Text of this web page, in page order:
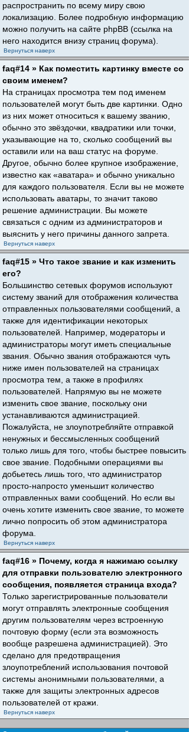
распространить по всему миру свою
локализацию. Более подробную информацию
можно получить на сайте phpBB (ссылка на
него находится внизу страниц форума).
Вернуться наверх
faq#14 » Как поместить картинку вместе со
своим именем?
На страницах просмотра тем под именем
пользователей могут быть две картинки. Одно
из них может относиться к вашему званию,
обычно это звёздочки, квадратики или точки,
указывающие на то, сколько сообщений вы
оставили или на ваш статус на форуме.
Другое, обычно более крупное изображение,
известно как «аватара» и обычно уникально
для каждого пользователя. Если вы не можете
использовать аватары, то значит таково
решение администрации. Вы можете
связаться с одним из администраторов и
выяснить у него причины данного запрета.
Вернуться наверх
faq#15 » Что такое звание и как изменить
его?
Большинство сетевых форумов используют
систему званий для отображения количества
отправленных пользователями сообщений, а
также для идентификации некоторых
пользователей. Например, модераторы и
администраторы могут иметь специальные
звания. Обычно звания отображаются чуть
ниже имен пользователей на страницах
просмотра тем, а также в профилях
пользователей. Напрямую вы не можете
изменить свое звание, поскольку они
устанавливаются администрацией.
Пожалуйста, не злоупотребляйте отправкой
ненужных и бессмысленных сообщений
только лишь для того, чтобы быстрее повысить
свое звание. Подобными операциями вы
добьетесь лишь того, что администратор
просто-напросто уменьшит количество
отправленных вами сообщений. Но если вы
очень хотите изменить свое звание, то можете
лично попросить об этом администратора
форума.
Вернуться наверх
faq#16 » Почему, когда я нажимаю ссылку
для отправки пользователю электронного
сообщения, появляется страница входа?
Только зарегистрированные пользователи
могут отправлять электронные сообщения
другим пользователям через встроенную
почтовую форму (если эта возможность
вообще разрешена администрацией). Это
сделано для предотвращения
злоупотреблений использования почтовой
системы анонимными пользователями, а
также для защиты электронных адресов
пользователей от кражи.
Вернуться наверх